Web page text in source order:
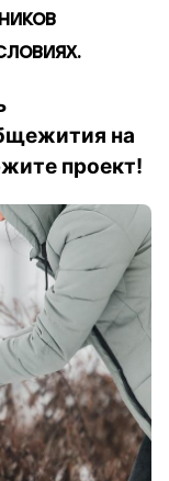
на
проект!